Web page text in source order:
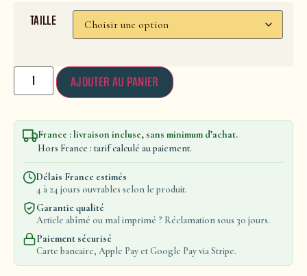
TAILLE
AJOUTER AU PANIER
France : livraison incluse, sans minimum d’achat.
Hors France : tarif calculé au paiement.
Délais France estimés
4 à 24 jours ouvrables selon le produit.
Garantie qualité
Article abîmé ou mal imprimé ? Réclamation sous 30 jours.
Paiement sécurisé
Carte bancaire, Apple Pay et Google Pay via Stripe.